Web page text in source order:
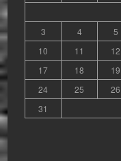
3
4 5
10
11 12
17
18 19
24
25 26
31